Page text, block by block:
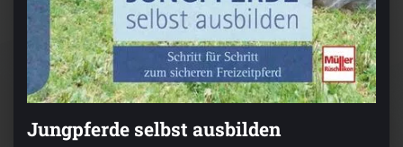
Jungpferde selbst ausbilden